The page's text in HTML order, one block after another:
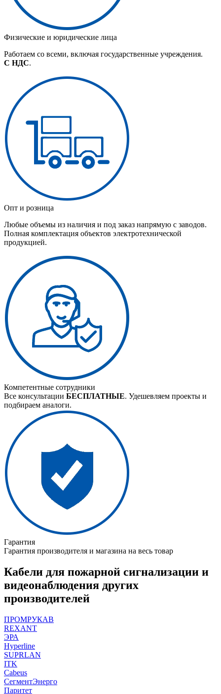
Физические и юридические лица
Работаем со всеми, включая государственные учреждения.
С НДС.
Опт и розница
Любые объемы из наличия и под заказ напрямую с заводов.
Полная комплектация объектов электротехнической
продукцией.
Компетентные сотрудники
Все консультации БЕСПЛАТНЫЕ. Удешевляем проекты и
подбираем аналоги.
Гарантия
Гарантия производителя и магазина на весь товар
Кабели для пожарной сигнализации и
видеонаблюдения других
производителей
ПРОМРУКАВ
REXANT
ЭРА
Hyperline
SUPRLAN
ITK
Cabeus
СегментЭнерго
Паритет